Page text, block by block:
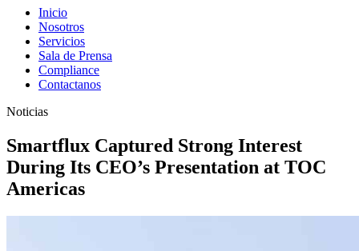
Inicio
Nosotros
Servicios
Sala de Prensa
Compliance
Contactanos
Noticias
Smartflux Captured Strong Interest
During Its CEO’s Presentation at TOC
Americas